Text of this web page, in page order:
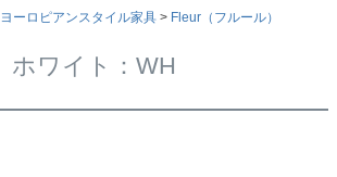
ヨーロピアンスタイル家具
Fleur（フルール）
ホワイト：WH